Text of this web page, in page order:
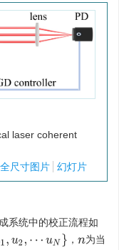
laser coherent
全尺寸图片 幻灯片
系统中的校正流程如
⋯u } ，n为当